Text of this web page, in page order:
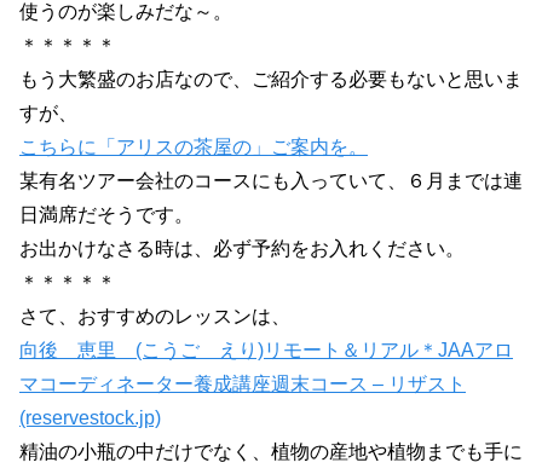
使うのが楽しみだな～。
＊＊＊＊＊
もう大繁盛のお店なので、ご紹介する必要もないと思いま
すが、
こちらに「アリスの茶屋の」ご案内を。
某有名ツアー会社のコースにも入っていて、６月までは連
日満席だそうです。
お出かけなさる時は、必ず予約をお入れください。
＊＊＊＊＊
さて、おすすめのレッスンは、
向後 恵里 (こうご えり)リモート＆リアル＊JAAアロ
マコーディネーター養成講座週末コース – リザスト
(reservestock.jp)
精油の小瓶の中だけでなく、植物の産地や植物までも手に